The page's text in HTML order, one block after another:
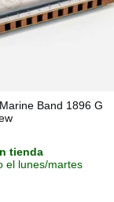
Band 1896 G
tienda
el lunes/martes